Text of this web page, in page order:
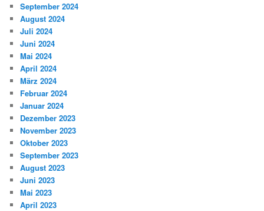
September 2024
August 2024
Juli 2024
Juni 2024
Mai 2024
April 2024
März 2024
Februar 2024
Januar 2024
Dezember 2023
November 2023
Oktober 2023
September 2023
August 2023
Juni 2023
Mai 2023
April 2023